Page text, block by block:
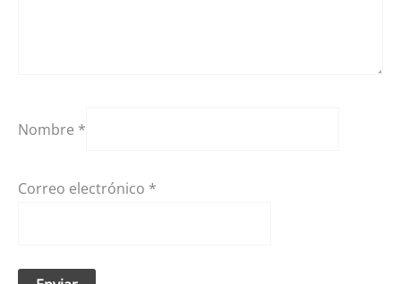
Nombre *
Correo electrónico *